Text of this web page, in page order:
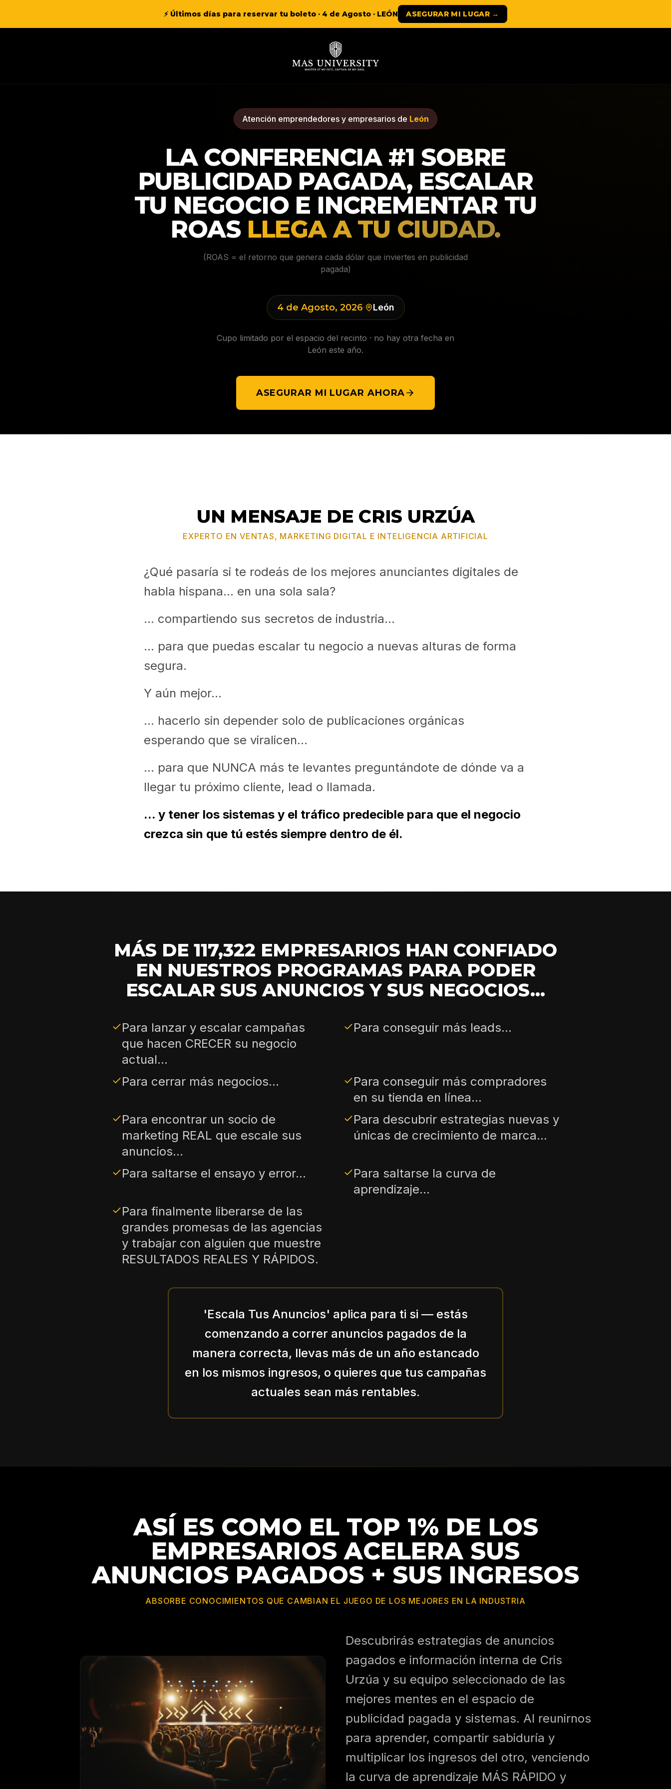
⚡ Últimos días para reservar tu boleto · 4 de Agosto · LEÓN ASEGURAR MI LUGAR →
Atención emprendedores y empresarios de León
LA CONFERENCIA #1 SOBRE
PUBLICIDAD PAGADA, ESCALAR
TU NEGOCIO E INCREMENTAR TU
ROAS LLEGA A TU CIUDAD.
(ROAS = el retorno que genera cada dólar que inviertes en publicidad
pagada)
4 de Agosto, 2026· León
Cupo limitado por el espacio del recinto · no hay otra fecha en
León este año.
ASEGURAR MI LUGAR AHORA
UN MENSAJE DE CRIS URZÚA
EXPERTO EN VENTAS, MARKETING DIGITAL E INTELIGENCIA ARTIFICIAL
¿Qué pasaría si te rodeás de los mejores anunciantes digitales de
habla hispana... en una sola sala?
... compartiendo sus secretos de industria...
... para que puedas escalar tu negocio a nuevas alturas de forma
segura.
Y aún mejor...
... hacerlo sin depender solo de publicaciones orgánicas
esperando que se viralicen...
... para que NUNCA más te levantes preguntándote de dónde va a
llegar tu próximo cliente, lead o llamada.
... y tener los sistemas y el tráfico predecible para que el negocio
crezca sin que tú estés siempre dentro de él.
MÁS DE 117,322 EMPRESARIOS HAN CONFIADO
EN NUESTROS PROGRAMAS PARA PODER
ESCALAR SUS ANUNCIOS Y SUS NEGOCIOS...
Para lanzar y escalar campañas
que hacen CRECER su negocio
actual...
Para conseguir más leads...
Para cerrar más negocios...
Para conseguir más compradores
en su tienda en línea...
Para encontrar un socio de
marketing REAL que escale sus
anuncios...
Para descubrir estrategias nuevas y
únicas de crecimiento de marca...
Para saltarse el ensayo y error...
Para saltarse la curva de
aprendizaje...
Para finalmente liberarse de las
grandes promesas de las agencias
y trabajar con alguien que muestre
RESULTADOS REALES Y RÁPIDOS.
'Escala Tus Anuncios' aplica para ti si — estás
comenzando a correr anuncios pagados de la
manera correcta, llevas más de un año estancado
en los mismos ingresos, o quieres que tus campañas
actuales sean más rentables.
ASÍ ES COMO EL TOP 1% DE LOS
EMPRESARIOS ACELERA SUS
ANUNCIOS PAGADOS + SUS INGRESOS
ABSORBE CONOCIMIENTOS QUE CAMBIAN EL JUEGO DE LOS MEJORES EN LA INDUSTRIA
Descubrirás estrategias de anuncios
pagados e información interna de Cris
Urzúa y su equipo seleccionado de las
mejores mentes en el espacio de
publicidad pagada y sistemas. Al reunirnos
para aprender, compartir sabiduría y
multiplicar los ingresos del otro, venciendo
la curva de aprendizaje MÁS RÁPIDO y